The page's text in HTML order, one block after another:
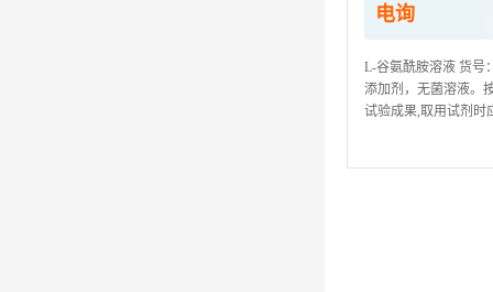
电询
L-谷氨酰胺溶液 货号
添加剂，无菌溶液。
试验成果,取用试剂